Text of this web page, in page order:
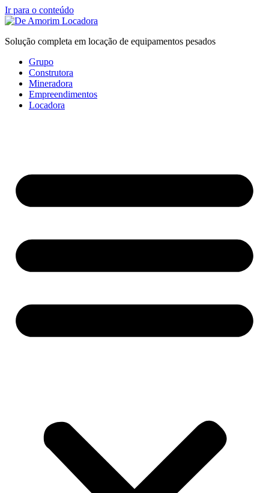
Ir para o conteúdo
Solução completa em locação de equipamentos pesados
Grupo
Construtora
Mineradora
Empreendimentos
Locadora